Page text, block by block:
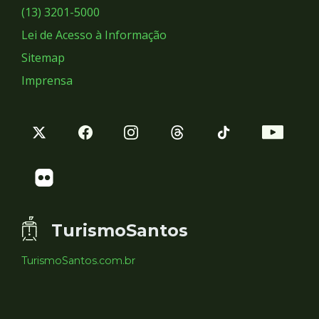
Sociais
(13) 3201-5000
Lei de Acesso à Informação
Sitemap
Imprensa
TurismoSantos
TurismoSantos.com.br